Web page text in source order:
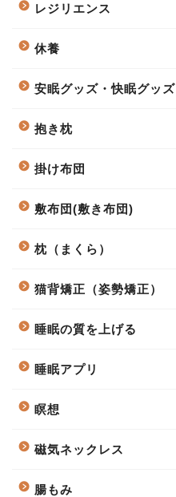
レジリエンス
休養
安眠グッズ・快眠グッズ
抱き枕
掛け布団
敷布団(敷き布団)
枕（まくら）
猫背矯正（姿勢矯正）
睡眠の質を上げる
睡眠アプリ
瞑想
磁気ネックレス
腸もみ